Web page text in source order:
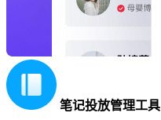
笔记投放管理工具